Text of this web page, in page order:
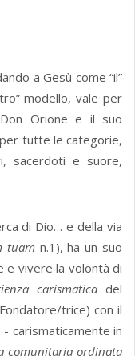
a Gesù come “il”
modello, vale per
Orione e il suo
tutte le categorie,
sacerdoti e suore,
di Dio… e della via
tuam n.1), ha un suo
e vivere la volontà di
carismatica del
trice) con il
carismaticamente in
comunitaria ordinata